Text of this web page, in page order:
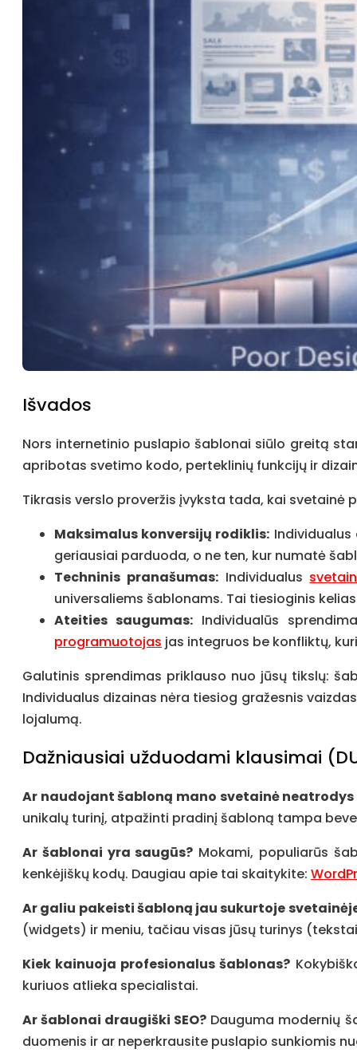
Išvados
Nors internetinio puslapio šablonai siūlo greitą
apribotas svetimo kodo, perteklinių funkcijų ir
Tikrasis verslo proveržis įvyksta tada, kai svetainė
Maksimalus konversijų rodiklis:
geriausiai parduoda, o ne ten, kur numatė
Techninis pranašumas:Individualus
universaliems šablonams. Tai tiesioginis
Ateities saugumas:Individualūs
programuotojas jas integruos be konfliktų,
Galutinis sprendimas priklauso nuo jūsų tikslų:
Individualus dizainas nėra tiesiog gražesnis
lojalumą.
Dažniausiai užduodami klausimai
Ar naudojant šabloną mano svetainė
unikalų turinį, atpažinti pradinį šabloną tampa
Ar šablonai yra saugūs? Mokami, populiarūs
kenkėjiškų kodų. Daugiau apie tai skaitykite:
Ar galiu pakeisti šabloną jau sukurtoje
(widgets) ir meniu, tačiau visas jūsų turinys
Kiek kainuoja profesionalus šablonas?
kuriuos atlieka specialistai.
Ar šablonai draugiški SEO? Dauguma modernių
duomenis ir ar neperkrausite puslapio sunkiomis